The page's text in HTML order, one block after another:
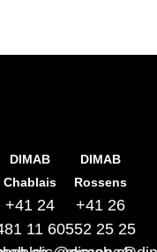
DIMAB
Chablais
+41 24
11 60
DIMAB
Rossens
+41 26
552 25 25